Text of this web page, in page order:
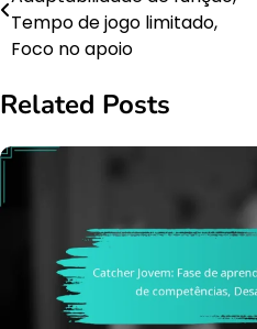
navigation
Tempo de jogo limitado,
Foco no apoio
Related Posts